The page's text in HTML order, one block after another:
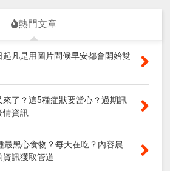
熱門文章
凡是用圖片問候早安都會開始雙
來了？這5種症狀要當心？過期訊
情資訊
最黑心食物？每天在吃？內容農
資訊獲取管道